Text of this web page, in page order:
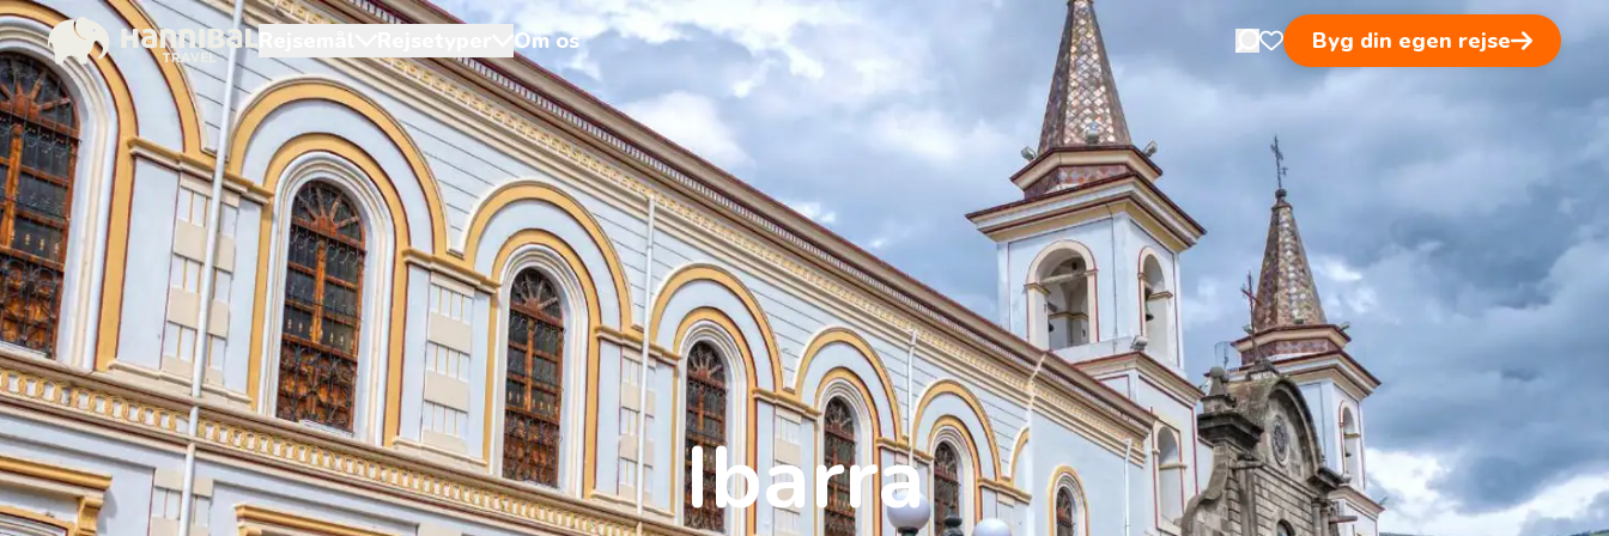
Om os
Open search in nav
Åben favoritsider
Byg din egen rejse
Ibarra